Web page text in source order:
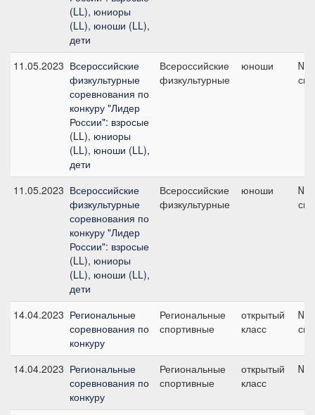
(LL), юниоры
(LL), юноши (LL),
дети
11.05.2023 Всероссийские
физкультурные
соревнования по
конкуру "Лидер
России": взросые
(LL), юниоры
(LL), юноши (LL),
дети
Всероссийские
физкультурные
юноши
см
11.05.2023 Всероссийские
физкультурные
соревнования по
конкуру "Лидер
России": взросые
(LL), юниоры
(LL), юноши (LL),
дети
Всероссийские
физкультурные
юноши
см
14.04.2023 Региональные
соревнования по
конкуру
Региональные
спортивные
открытый
класс
см
14.04.2023 Региональные
соревнования по
конкуру
Региональные
спортивные
открытый
класс